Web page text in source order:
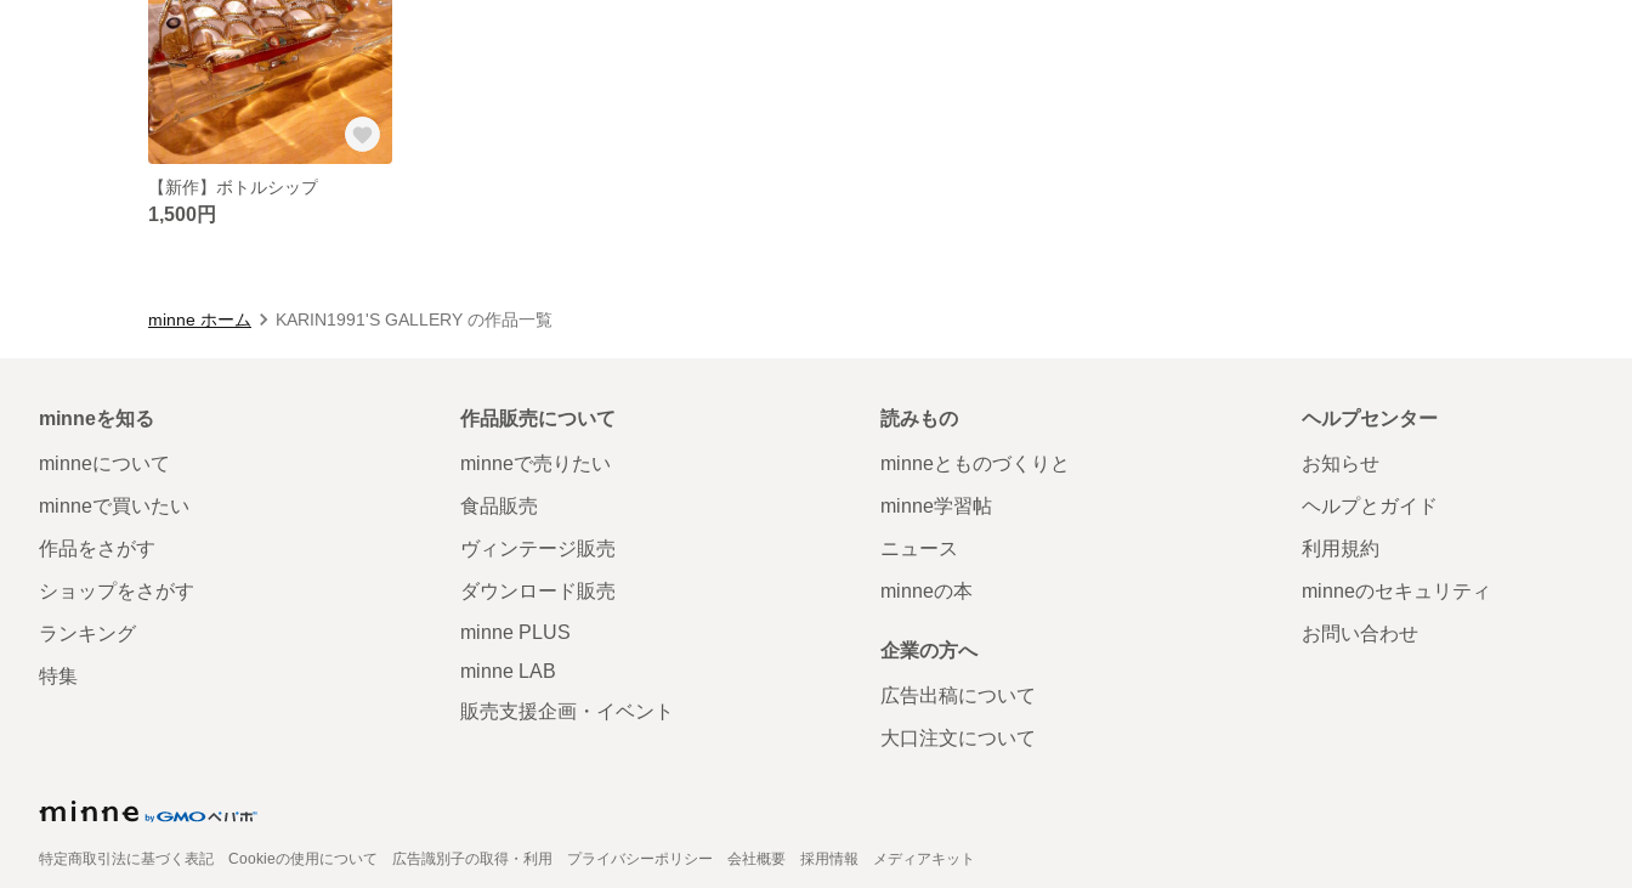
【新作】ボトルシップ
1,500円
minne ホーム KARIN1991'S GALLERY の作品一覧
minneを知る
minneについて
minneで買いたい
作品をさがす
ショップをさがす
ランキング
特集
作品販売について
minneで売りたい
食品販売
ヴィンテージ販売
ダウンロード販売
minne PLUS
minne LAB
販売支援企画・イベント
読みもの
minneとものづくりと
minne学習帖
ニュース
minneの本
企業の方へ
広告出稿について
大口注文について
ヘルプセンター
お知らせ
ヘルプとガイド
利用規約
minneのセキュリティ
お問い合わせ
特定商取引法に基づく表記 Cookieの使用について 広告識別子の取得・利用 プライバシーポリシー 会社概要 採用情報 メディアキット